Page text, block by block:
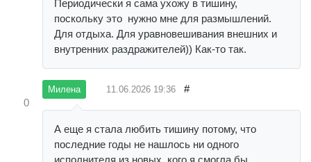
Периодически я сама ухожу в тишину,
поскольку это нужно мне для размышлений.
Для отдыха. Для уравновешивания внешних и
внутренних раздражителей)) Как-то так.
0
Милена 11.06.2026 19:36 #
А еще я стала любить тишину потому, что
последние годы не нашлось ни одного